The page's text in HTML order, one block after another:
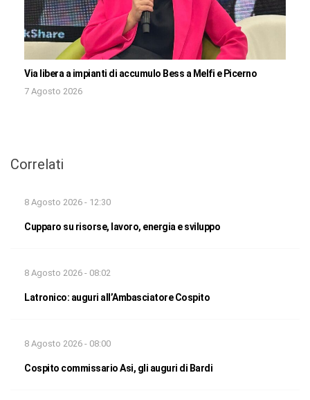
Via libera a impianti di accumulo Bess a Melfi e Picerno
7 Agosto 2026
Correlati
8 Agosto 2026 - 12:30
Cupparo su risorse, lavoro, energia e sviluppo
8 Agosto 2026 - 08:02
Latronico: auguri all’Ambasciatore Cospito
8 Agosto 2026 - 08:00
Cospito commissario Asi, gli auguri di Bardi